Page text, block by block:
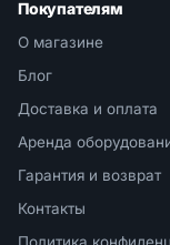
Покупателям
О магазине
Блог
Доставка и оплата
Аренда
Гарантия и возврат
Контакты